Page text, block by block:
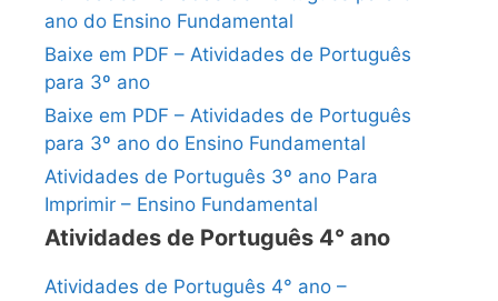
ano do Ensino Fundamental
Baixe em PDF – Atividades de Português
para 3º ano
Baixe em PDF – Atividades de Português
para 3º ano do Ensino Fundamental
Atividades de Português 3º ano Para
Imprimir – Ensino Fundamental
Atividades de Português 4° ano
Atividades de Português 4° ano –